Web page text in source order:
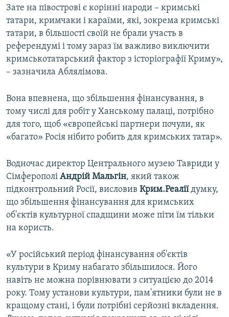
Зате на півострові є корінні народи – кримські
татари, кримчаки і караїми, які, зокрема кримські
татари, в більшості своїй не брали участь в
референдумі і тому зараз їм важливо виключити
кримськотатарський фактор з історіографії Криму»,
– зазначила Аблялімова.
Вона впевнена, що збільшення фінансування, в
тому числі для робіт у Ханському палаці, потрібно
для того, щоб «європейські партнери почули, як
«багато» Росія нібито робить для кримських татар».
Водночас директор Центрального музею Тавриди у
Сімферополі Андрій Мальгін, який також
підконтрольний Росії, висловив Крим.Реаліїдумку,
що збільшення фінансування для кримських
об'єктів культурної спадщини може піти їм тільки
на користь.
«У російський період фінансування об'єктів
культури в Криму набагато збільшилося. Його
навіть не можна порівнювати з ситуацією до 2014
року. Тому установи культури, пам'ятники були не в
кращому стані, і були потрібні серйозні вкладення.